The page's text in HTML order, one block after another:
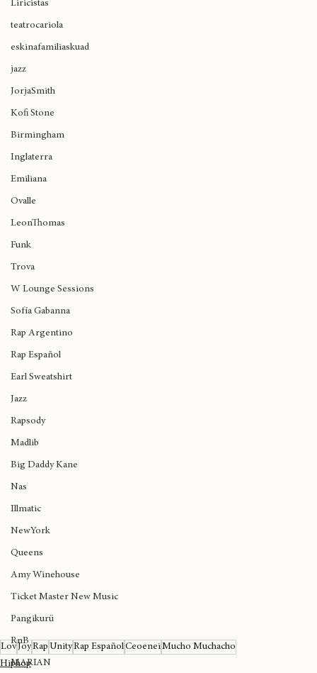
teatrocariola
eskinafamiliaskuad
jazz
JorjaSmith
Kofi Stone
Birmingham
Inglaterra
Emiliana
Ovalle
LeonThomas
Funk
Trova
W Lounge Sessions
Sofía Gabanna
Rap Argentino
Rap Español
Earl Sweatshirt
Jazz
Rapsody
Madlib
Big Daddy Kane
Nas
Illmatic
NewYork
Queens
Amy Winehouse
Ticket Master New Music
Pangikurü
RnB
Lov JoyRapUnity